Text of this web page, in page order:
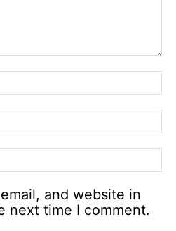
and website in
next time I comment.